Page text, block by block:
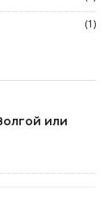
(1)
или